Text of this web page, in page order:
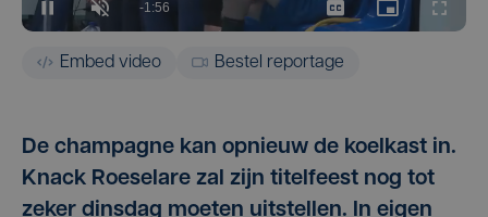
Embed video Bestel reportage
De champagne kan opnieuw de koelkast in.
Knack Roeselare zal zijn titelfeest nog tot
zeker dinsdag moeten uitstellen. In eigen